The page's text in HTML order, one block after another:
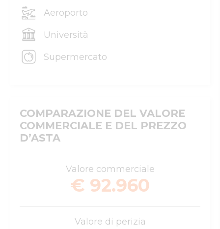
Aeroporto
Università
Supermercato
COMPARAZIONE DEL VALORE
COMMERCIALE E DEL PREZZO
D’ASTA
Valore commerciale
€ 92.960
Valore di perizia